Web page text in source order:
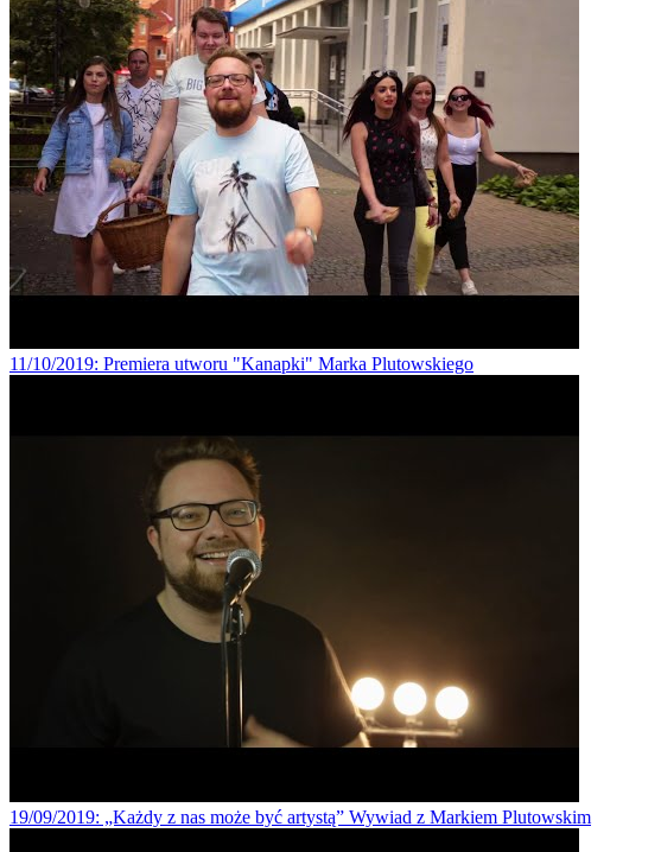
11/10/2019: Premiera utworu "Kanapki" Marka Plutowskiego
19/09/2019: „Każdy z nas może być artystą” Wywiad z Markiem Plutowskim